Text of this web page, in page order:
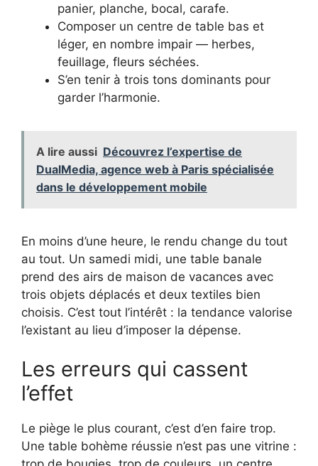
panier, planche, bocal, carafe.
Composer un centre de table bas et
léger, en nombre impair — herbes,
feuillage, fleurs séchées.
S’en tenir à trois tons dominants pour
garder l’harmonie.
A lire aussi Découvrez l’expertise de
DualMedia, agence web à Paris spécialisée
dans le développement mobile
En moins d’une heure, le rendu change du tout
au tout. Un samedi midi, une table banale
prend des airs de maison de vacances avec
trois objets déplacés et deux textiles bien
choisis. C’est tout l’intérêt : la tendance valorise
l’existant au lieu d’imposer la dépense.
Les erreurs qui cassent
l’effet
Le piège le plus courant, c’est d’en faire trop.
Une table bohème réussie n’est pas une vitrine :